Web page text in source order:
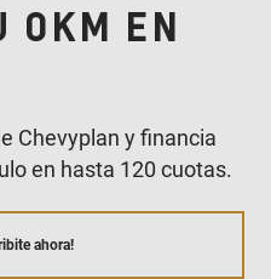
0KM EN
Chevyplan y financia
en hasta 120 cuotas.
ahora!